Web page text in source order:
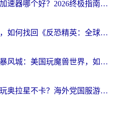
海外游戏加速器哪个好？2026终极指南帮你畅玩国服+解决卡顿难题
身在海外，如何找回《反恐精英：全球攻势》国服的丝滑手感？一份给你的终极指南
从纽约到暴风城：美国玩魔兽世界，如何找到你的最佳网络航线
日本怎么玩奥拉星不卡？海外党国服游戏加速器选择全攻略